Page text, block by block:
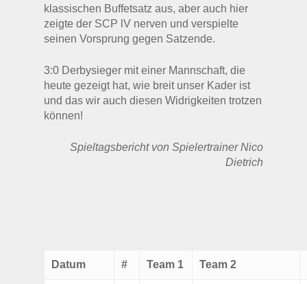
klassischen Buffetsatz aus, aber auch hier
zeigte der SCP lV nerven und verspielte
seinen Vorsprung gegen Satzende.
3:0 Derbysieger mit einer Mannschaft, die
heute gezeigt hat, wie breit unser Kader ist
und das wir auch diesen Widrigkeiten trotzen
können!
Spieltagsbericht von Spielertrainer Nico
Dietrich
Datum # Team 1 Team 2